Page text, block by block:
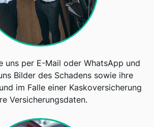
uns per E-Mail oder WhatsApp und
Bilder des Schadens sowie ihre
im Falle einer Kaskoversicherung
Versicherungsdaten.